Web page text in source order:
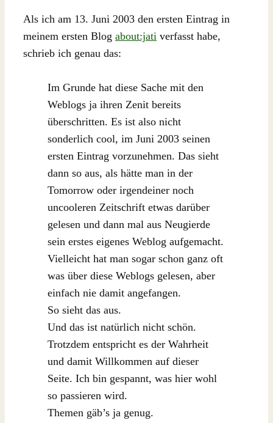
Als ich am 13. Juni 2003 den ersten Eintrag in
meinem ersten Blog about:jati verfasst habe,
schrieb ich genau das:
Im Grunde hat diese Sache mit den
Weblogs ja ihren Zenit bereits
überschritten. Es ist also nicht
sonderlich cool, im Juni 2003 seinen
ersten Eintrag vorzunehmen. Das sieht
dann so aus, als hätte man in der
Tomorrow oder irgendeiner noch
uncooleren Zeitschrift etwas darüber
gelesen und dann mal aus Neugierde
sein erstes eigenes Weblog aufgemacht.
Vielleicht hat man sogar schon ganz oft
was über diese Weblogs gelesen, aber
einfach nie damit angefangen.
So sieht das aus.
Und das ist natürlich nicht schön.
Trotzdem entspricht es der Wahrheit
und damit Willkommen auf dieser
Seite. Ich bin gespannt, was hier wohl
so passieren wird.
Themen gäb’s ja genug.